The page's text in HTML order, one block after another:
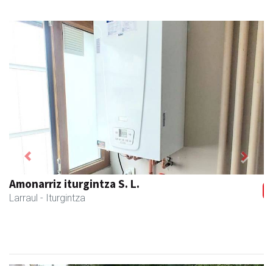
Amonarriz iturgintza S. L.
Larraul - Iturgintza
Previous Next